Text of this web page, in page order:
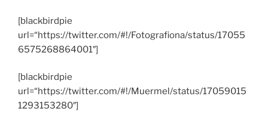
[blackbirdpie
url=“https://twitter.com/#!/Fotografiona/status/17055
6575268864001″]
[blackbirdpie
url=“https://twitter.com/#!/Muermel/status/17059015
1293153280″]